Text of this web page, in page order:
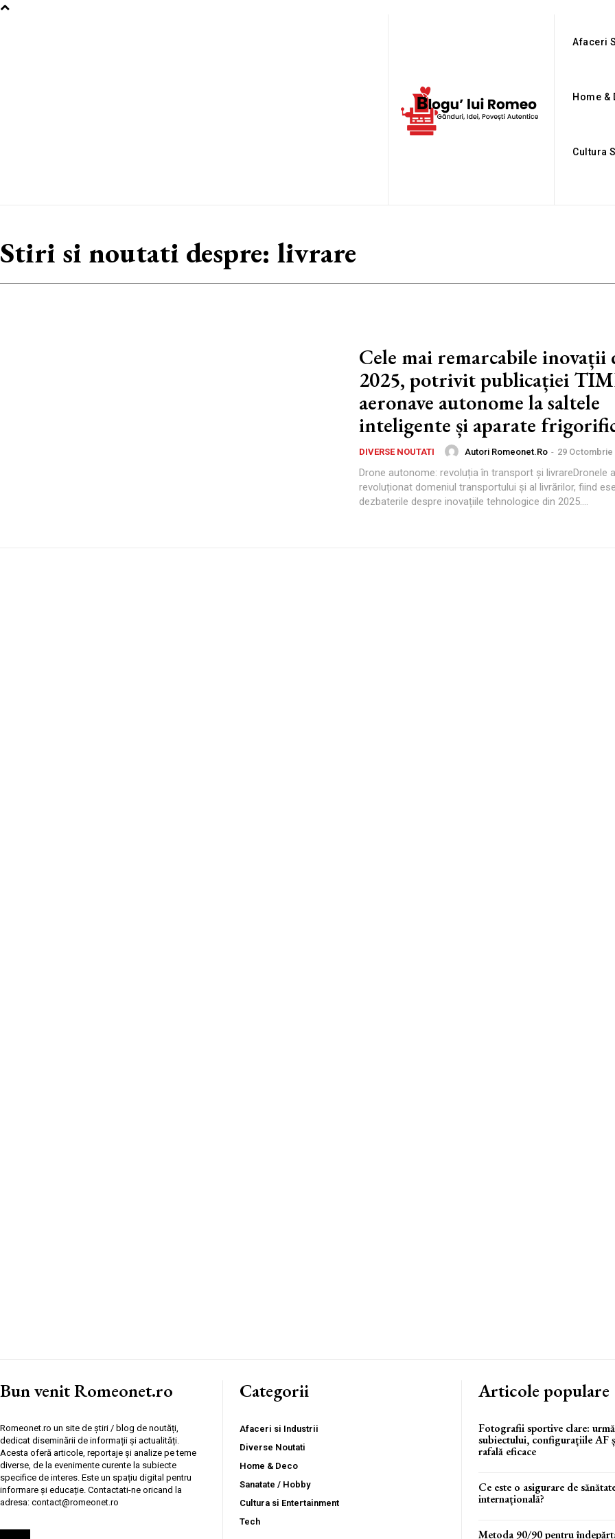
Afaceri
Home &
Cultura
Stiri si noutati despre: livrare
Cele mai remarcabile inovații
2025, potrivit publicației
aeronave autonome la saltele
inteligente și aparate
DIVERSE NOUTATI Autori Romeonet.ro - 29 Octombrie
Drone autonome: revoluția în transport și livrareDronele
revoluționat domeniul transportului și al livrărilor, fiind
dezbaterile despre inovațiile tehnologice din 2025....
Bun venit Romeonet.ro
Romeonet.ro un site de știri / blog de noutăți,
dedicat diseminării de informații și actualități.
Acesta oferă articole, reportaje și analize pe teme
diverse, de la evenimente curente la subiecte
specifice de interes. Este un spațiu digital pentru
informare și educație. Contactati-ne oricand la
adresa: contact@romeonet.ro
Categorii
Afaceri si Industrii
Diverse Noutati
Home & Deco
Sanatate / Hobby
Cultura si Entertainment
Tech
Articole populare
Fotografii sportive clare:
subiectului, configurațiile AF
rafală eficace
Ce este o asigurare de
internațională?
Metoda 90/90 pentru